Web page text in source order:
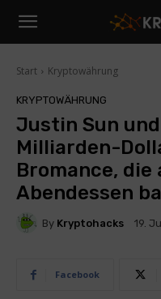
Start Kryptowährung
KRYPTOWÄHRUNG
Justin Sun
Milliarden-
Bromance, die
Abendessen
By Kryptohacks 19.
Facebook